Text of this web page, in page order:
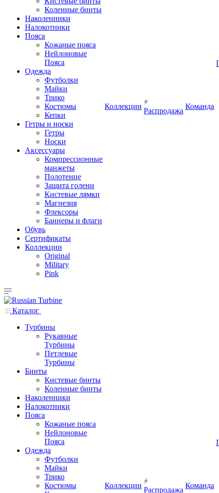
Коленные бинты
Наколенники
Налокотники
Пояса
Кожаные пояса
Нейлоновые
Пояса
Одежда
Футболки
Майки
Трико
Костюмы
Кепки
Гетры и носки
Гетры
Носки
Аксессуары
Компрессионные
манжеты
Полотенце
Защита голени
Кистевые лямки
Магнезия
Флексоры
Баннеры и флаги
Обувь
Сертификаты
Коллекции
Original
Military
Pink
Коллекции
Распродажа
Команда
Каталог
Турбины
Рукавные
Турбины
Петлевые
Турбины
Бинты
Кистевые бинты
Коленные бинты
Наколенники
Налокотники
Пояса
Кожаные пояса
Нейлоновые
Пояса
Одежда
Футболки
Майки
Трико
Костюмы
Коллекции
Распродажа
Команда